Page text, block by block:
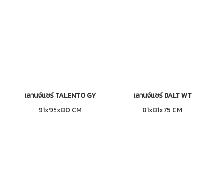
เลานจ์แชร์ TALENTO GY
91x95x80 CM
เลานจ์แชร์ DALT WT
81x81x75 CM